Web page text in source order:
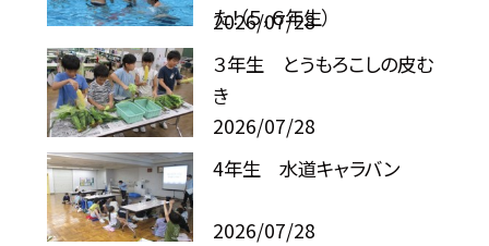
た！（５，６年生）
2026/07/28
３年生 とうもろこしの皮む
き
2026/07/28
4年生 水道キャラバン
2026/07/28